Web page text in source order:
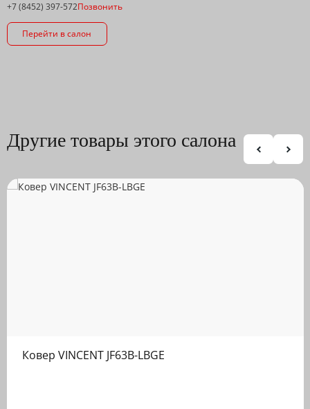
+7 (8452) 397-572Позвонить
Перейти в салон
Другие товары этого салона
Ковер VINCENT JF63B-LBGE